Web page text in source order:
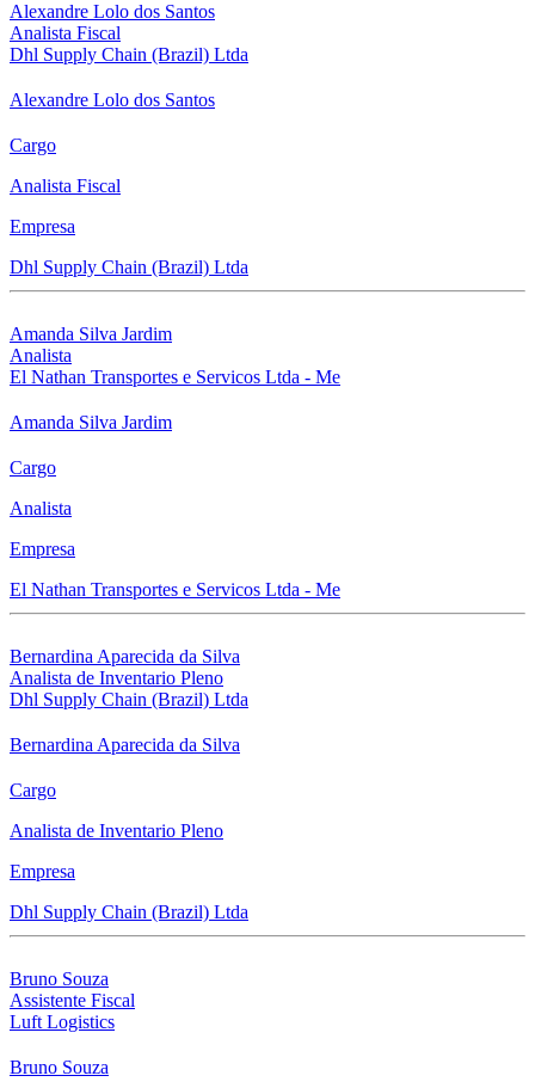
Alexandre Lolo dos Santos
Analista Fiscal
Dhl Supply Chain (Brazil) Ltda
Alexandre Lolo dos Santos
Cargo
Analista Fiscal
Empresa
Dhl Supply Chain (Brazil) Ltda
Amanda Silva Jardim
Analista
El Nathan Transportes e Servicos Ltda - Me
Amanda Silva Jardim
Cargo
Analista
Empresa
El Nathan Transportes e Servicos Ltda - Me
Bernardina Aparecida da Silva
Analista de Inventario Pleno
Dhl Supply Chain (Brazil) Ltda
Bernardina Aparecida da Silva
Cargo
Analista de Inventario Pleno
Empresa
Dhl Supply Chain (Brazil) Ltda
Bruno Souza
Assistente Fiscal
Luft Logistics
Bruno Souza